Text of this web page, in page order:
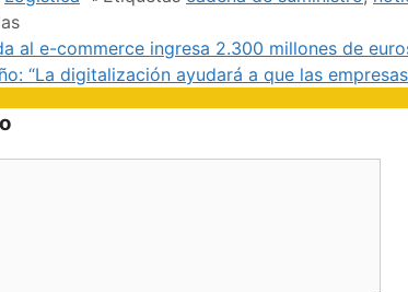
al e-commerce ingresa 2.300 millones de
“La digitalización ayudará a que las